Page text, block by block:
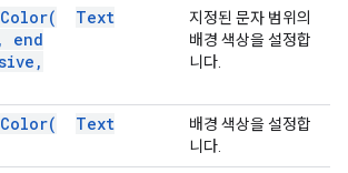
Color(
,
end
,
Text
지정된 문자 범위의
배경 색상을 설정합
니다.
Color(
Text
배경 색상을 설정합
니다.